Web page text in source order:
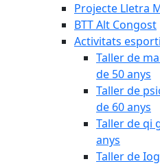
Projecte Lletra
BTT Alt Congost
Activitats
Taller de
de 50 anys
Taller de
de 60 anys
Taller de qi
anys
Taller de